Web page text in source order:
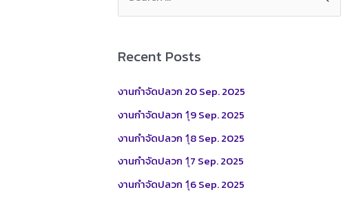
r
h
f
Recent Posts
งานกำจัดปลวก 20 Sep. 2025
งานกำจัดปลวก 1ุ9 Sep. 2025
งานกำจัดปลวก 1ุ8 Sep. 2025
งานกำจัดปลวก 1ุ7 Sep. 2025
งานกำจัดปลวก 1ุ6 Sep. 2025